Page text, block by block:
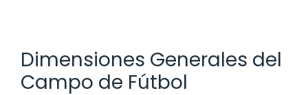
Dimensiones Generales del
Campo de Fútbol